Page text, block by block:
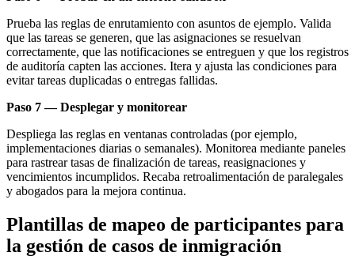
Prueba las reglas de enrutamiento con asuntos de ejemplo. Valida
que las tareas se generen, que las asignaciones se resuelvan
correctamente, que las notificaciones se entreguen y que los registros
de auditoría capten las acciones. Itera y ajusta las condiciones para
evitar tareas duplicadas o entregas fallidas.
Paso 7 — Desplegar y monitorear
Despliega las reglas en ventanas controladas (por ejemplo,
implementaciones diarias o semanales). Monitorea mediante paneles
para rastrear tasas de finalización de tareas, reasignaciones y
vencimientos incumplidos. Recaba retroalimentación de paralegales
y abogados para la mejora continua.
Plantillas de mapeo de participantes para
la gestión de casos de inmigración